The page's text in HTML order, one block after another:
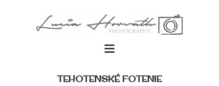
TEHOTENSKÉ FOTENIE